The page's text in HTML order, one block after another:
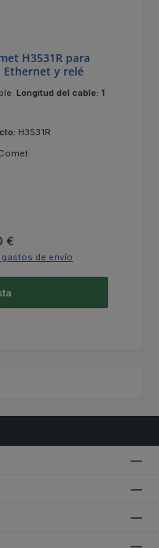
H3531R para
Ethernet y relé
Longitud del cable: 1
H3531R
€
de envío